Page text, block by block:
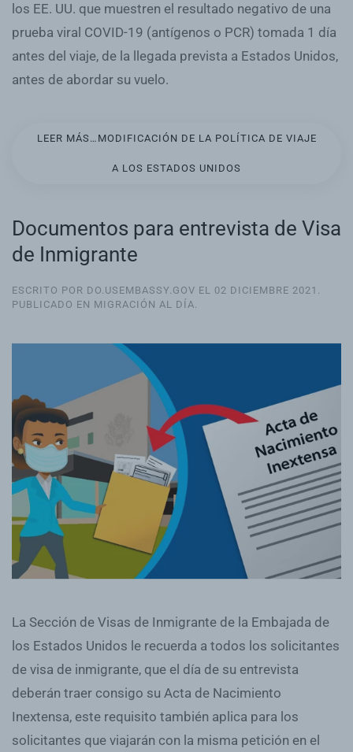
los EE. UU. que muestren el resultado negativo de una
prueba viral COVID-19 (antígenos o PCR) tomada 1 día
antes del viaje, de la llegada prevista a Estados Unidos,
antes de abordar su vuelo.
LEER MÁS…MODIFICACIÓN DE LA POLÍTICA DE VIAJE
A LOS ESTADOS UNIDOS
Documentos para entrevista de Visa
de Inmigrante
ESCRITO POR DO.USEMBASSY.GOV EL 02 DICIEMBRE 2021 .
PUBLICADO EN MIGRACIÓN AL DÍA.
La Sección de Visas de Inmigrante de la Embajada de
los Estados Unidos le recuerda a todos los solicitantes
de visa de inmigrante, que el día de su entrevista
deberán traer consigo su Acta de Nacimiento
Inextensa, este requisito también aplica para los
solicitantes que viajarán con la misma petición en el